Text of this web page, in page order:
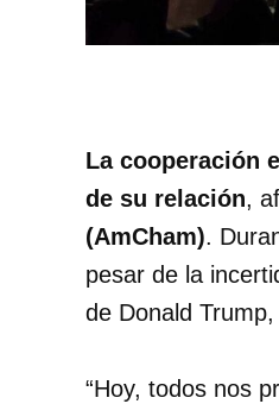
La cooperación
de su relación,
(AmCham).
pesar de la
de Donald
“Hoy, todos nos